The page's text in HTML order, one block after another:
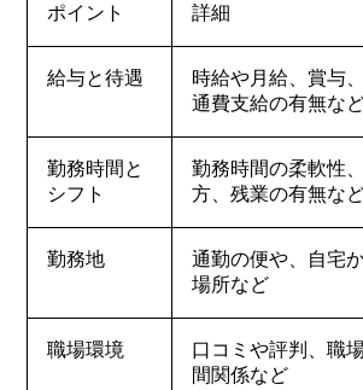
ポイント 詳細
給与と待遇
時給や月給、賞与
通費支給の有無な
勤務時間と
シフト
勤務時間の柔軟性
方、残業の有無な
勤務地
通勤の便や、自宅
場所など
職場環境
口コミや評判、職
間関係など